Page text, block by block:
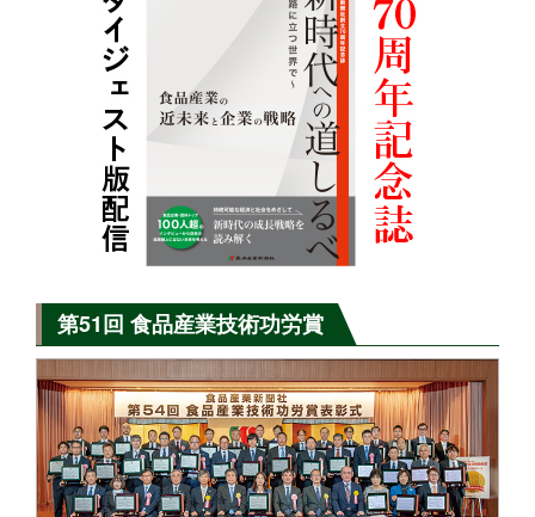
第51回 食品産業技術功労賞